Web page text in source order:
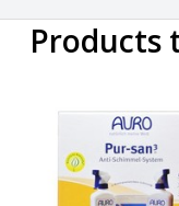
Products